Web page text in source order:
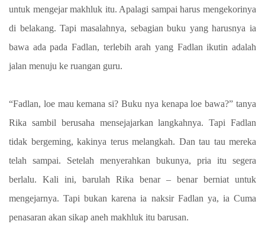
untuk mengejar makhluk itu. Apalagi sampai harus mengekorinya
di belakang. Tapi masalahnya, sebagian buku yang harusnya ia
bawa ada pada Fadlan, terlebih arah yang Fadlan ikutin adalah
jalan menuju ke ruangan guru.
“Fadlan, loe mau kemana si? Buku nya kenapa loe bawa?” tanya
Rika sambil berusaha mensejajarkan langkahnya. Tapi Fadlan
tidak bergeming, kakinya terus melangkah. Dan tau tau mereka
telah sampai. Setelah menyerahkan bukunya, pria itu segera
berlalu. Kali ini, barulah Rika benar – benar berniat untuk
mengejarnya. Tapi bukan karena ia naksir Fadlan ya, ia Cuma
penasaran akan sikap aneh makhluk itu barusan.